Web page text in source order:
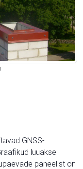
GNSS-
luuakse
paneelist on